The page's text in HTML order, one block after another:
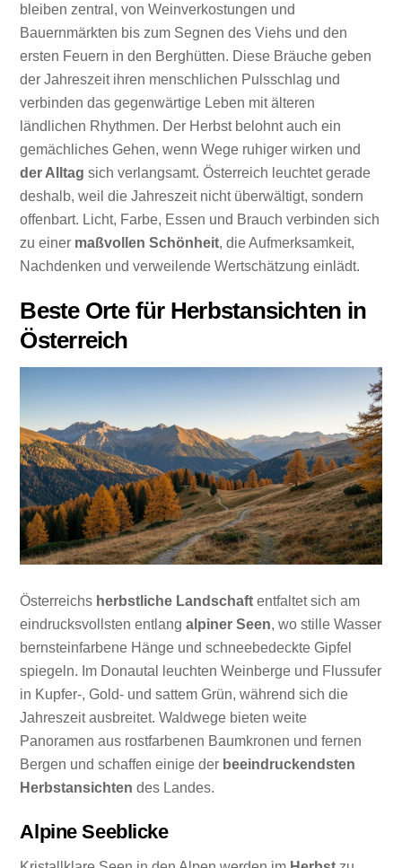
bleiben zentral, von Weinverkostungen und
Bauernmärkten bis zum Segnen des Viehs und den
ersten Feuern in den Berghütten. Diese Bräuche geben
der Jahreszeit ihren menschlichen Pulsschlag und
verbinden das gegenwärtige Leben mit älteren
ländlichen Rhythmen. Der Herbst belohnt auch ein
gemächliches Gehen, wenn Wege ruhiger wirken und
der Alltag sich verlangsamt. Österreich leuchtet gerade
deshalb, weil die Jahreszeit nicht überwältigt, sondern
offenbart. Licht, Farbe, Essen und Brauch verbinden sich
zu einer maßvollen Schönheit, die Aufmerksamkeit,
Nachdenken und verweilende Wertschätzung einlädt.
Beste Orte für Herbstansichten in
Österreich
Österreichs herbstliche Landschaft entfaltet sich am
eindrucksvollsten entlangalpiner Seen, wo stille Wasser
bernsteinfarbene Hänge und schneebedeckte Gipfel
spiegeln. Im Donautal leuchten Weinberge und Flussufer
in Kupfer-, Gold- und sattem Grün, während sich die
Jahreszeit ausbreitet. Waldwege bieten weite
Panoramen aus rostfarbenen Baumkronen und fernen
Bergen und schaffen einige der beeindruckendsten
Herbstansichten des Landes.
Alpine Seeblicke